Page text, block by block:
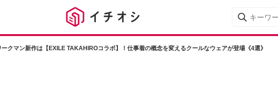
ークマン新作は【EXILE TAKAHIROコラボ】！仕事着の概念を変えるクールなウェアが登場《4選》